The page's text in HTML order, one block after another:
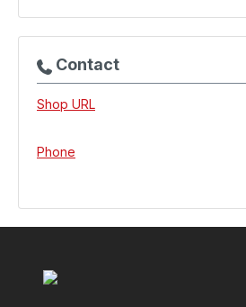
Contact
Shop URL
Phone